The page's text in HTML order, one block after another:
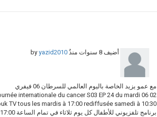
أضيف8 سنوات منذُ by
yazid2010
مع عمو يزيد الخاصة باليوم العالمي للسرطان 06 فيفري
internationale du cancer S03 EP 24 du mardi 06 02
TV tous les mardis à 17:00 rediffusée samedi à 10:30
برنامج تلفزيوني للأطفال كل يوم ثلاثاء في تمام الساعة 17:00 على الشروق TV. إعادة بث يوم السبت في الساعة 10:30 صباحا.